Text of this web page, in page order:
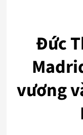
Đức
vương